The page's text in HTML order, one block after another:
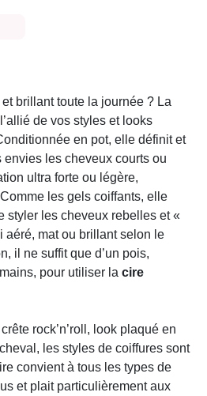
brillant toute la journée ? La
de vos styles et looks
en pot, elle définit et
les cheveux courts ou
ultra forte ou légère,
les gels coiffants, elle
styler les cheveux rebelles et «
aéré, mat ou brillant selon le
il ne suffit que d’un pois,
pour utiliser la cire
rock’n’roll, look plaqué en
les styles de coiffures sont
convient à tous les types de
et plait particulièrement aux